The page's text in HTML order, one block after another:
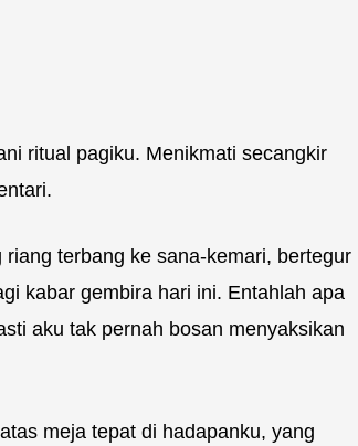
ritual pagiku. Menikmati secangkir
terbang ke sana-kemari, bertegur
kabar gembira hari ini. Entahlah apa
aku tak pernah bosan menyaksikan
meja tepat di hadapanku, yang